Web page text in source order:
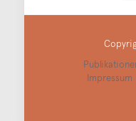
Impressum